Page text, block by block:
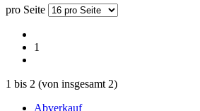
pro Seite
1
1 bis 2 (von insgesamt 2)
Abverkauf